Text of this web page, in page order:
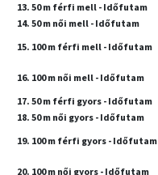
13. 50 m férfi mell - Időfutam
14. 50 m női mell - Időfutam
15. 100 m férfi mell - Időfutam
16. 100 m női mell - Időfutam
17. 50 m férfi gyors - Időfutam
18. 50 m női gyors - Időfutam
19. 100 m férfi gyors - Időfutam
20. 100 m női gyors - Időfutam